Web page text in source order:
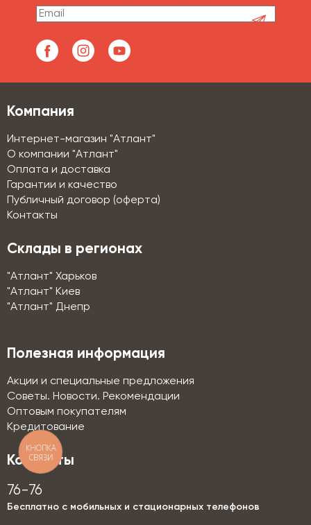
Компания
Интернет-магазин "Атлант"
О компании "Атлант"
Оплата и доставка
Гарантии и качество
Публичный договор (оферта)
Контакты
Склады в регионах
"Атлант" Харьков
"Атлант" Киев
"Атлант" Днепр
Полезная информация
Акции и специальные предложения
Советы. Новости. Рекомендации
Оптовым покупателям
Кредитование
Контакты
76-76
Бесплатно с мобильных и стационарных телефонов
КНОПКА
СВЯЗИ